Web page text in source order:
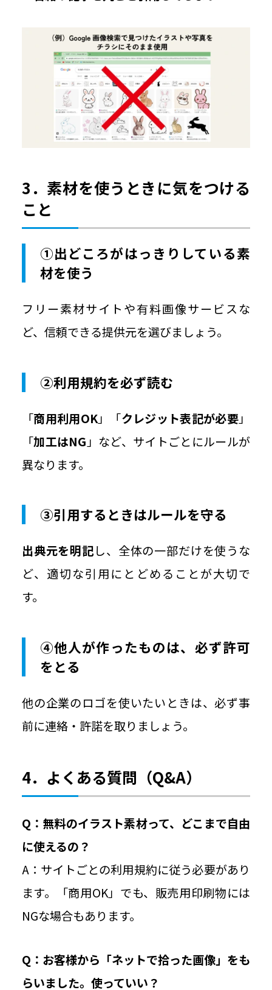
3．素材を使うときに気をつける
こと
①出どころがはっきりしている素
材を使う
フリー素材サイトや有料画像サービスな
ど、信頼できる提供元を選びましょう。
②利用規約を必ず読む
「商用利用OK」「クレジット表記が必要」
「加工はNG 」など、サイトごとにルールが
異なります。
③引用するときはルールを守る
出典元を明記し、全体の一部だけを使うな
ど、適切な引用にとどめることが大切で
す。
④他人が作ったものは、必ず許可
をとる
他の企業のロゴを使いたいときは、必ず事
前に連絡・許諾を取りましょう。
4．よくある質問（Q&A）
Q：無料のイラスト素材って、どこまで自由
に使えるの？
A：サイトごとの利用規約に従う必要があり
ます。「商用OK」でも、販売用印刷物には
NGな場合もあります。
Q：お客様から「ネットで拾った画像」をも
らいました。使っていい？